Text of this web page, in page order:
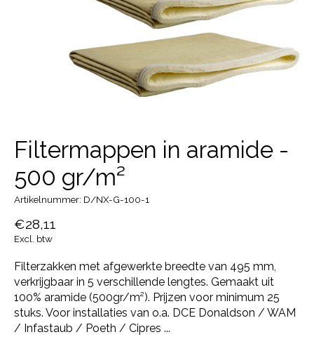
Filtermappen in aramide -
500 gr/m²
Artikelnummer: D/NX-G-100-1
€28,11
Excl. btw
Filterzakken met afgewerkte breedte van 495 mm,
verkrijgbaar in 5 verschillende lengtes. Gemaakt uit
100% aramide (500gr/m²). Prijzen voor minimum 25
stuks. Voor installaties van o.a. DCE Donaldson / WAM
/ Infastaub / Poeth / Cipres ...